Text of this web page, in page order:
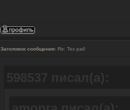
Заголовок сообщения: Re: Тех раб